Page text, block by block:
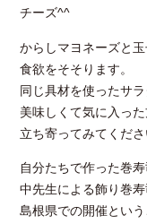
チーズ^^
からしマヨネーズと
食欲をそそります。
同じ具材を使ったサ
美味しくて気に入っ
立ち寄ってみてくださ
自分たちで作った巻
中先生による飾り巻
島根県での開催とい